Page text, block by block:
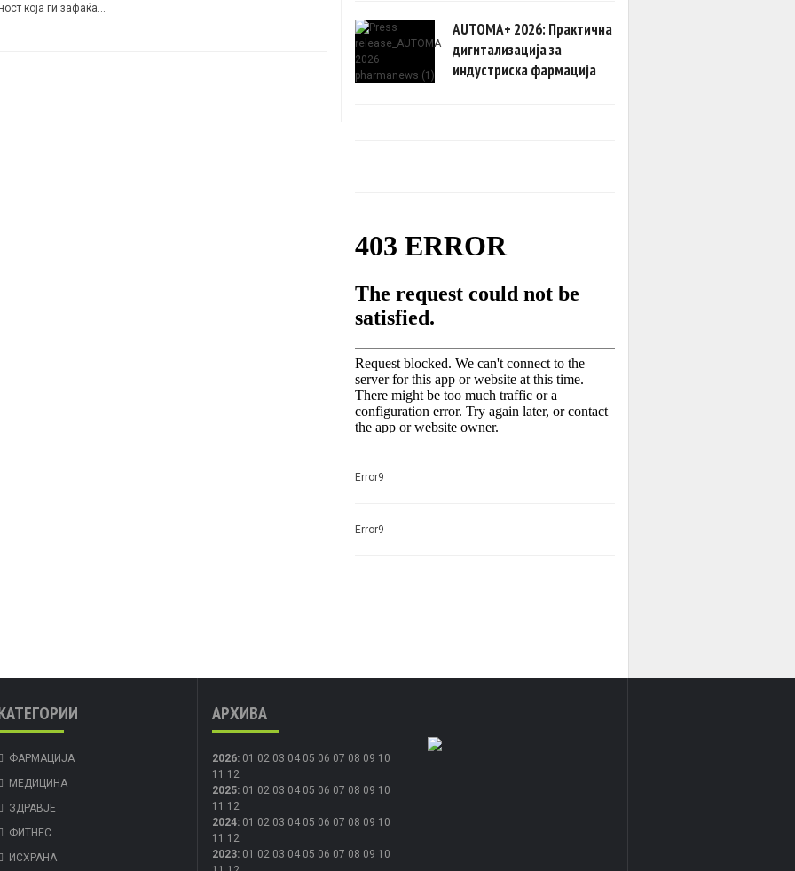
која ги зафаќа…
AUTOMA+ 2026: Практична
дигитализација за
индустриска фармација
Error9
Error9
ФАРМАЦИЈА
МЕДИЦИНА
ЗДРАВЈЕ
ФИТНЕС
ИСХРАНА
АРХИВА
2026: 01 02 03 04 05 06 07 08 09 10
11 12
2025: 01 02 03 04 05 06 07 08 09 10
11 12
2024: 01 02 03 04 05 06 07 08 09 10
11 12
2023: 01 02 03 04 05 06 07 08 09 10